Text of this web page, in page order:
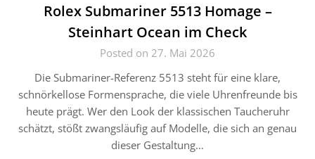
Rolex Submariner 5513 Homage –
Steinhart Ocean im Check
Posted on 27. Mai 2026
Die Submariner-Referenz 5513 steht für eine klare,
schnörkellose Formensprache, die viele Uhrenfreunde bis
heute prägt. Wer den Look der klassischen Taucheruhr
schätzt, stößt zwangsläufig auf Modelle, die sich an genau
dieser Gestaltung…